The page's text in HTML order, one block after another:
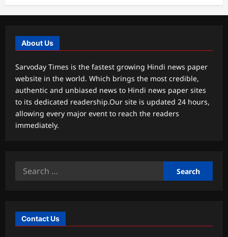
About Us
Sarvoday Times is the fastest growing Hindi news paper
website in the world. Which brings the most credible,
authentic and unbiased news to Hindi news paper sites
to its dedicated readership.Our site is updated 24 hours,
allowing every major event to reach the readers
immediately.
Search
Contact Us